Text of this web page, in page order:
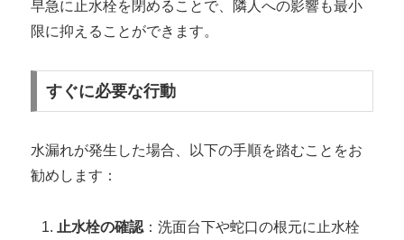
早急に止水栓を閉めることで、隣人への影響も最小
限に抑えることができます。
すぐに必要な行動
水漏れが発生した場合、以下の手順を踏むことをお
勧めします：
止水栓の確認：洗面台下や蛇口の根元に止水栓